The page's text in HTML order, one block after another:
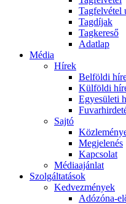
Tagfelvétel
Tagdíjak
Tagkereső
Adatlap
Média
Hírek
Belföldi
Külföldi
Egyesületi
Sajtó
Megjelenés
Kapcsolat
Médiaajánlat
Szolgáltatások
Kedvezmények
Adózóna-